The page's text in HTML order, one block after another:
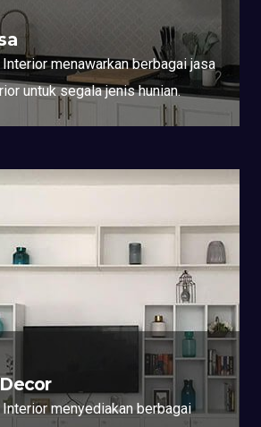
menawarkan berbagai jasa
untuk segala jenis hunian.
menyediakan berbagai